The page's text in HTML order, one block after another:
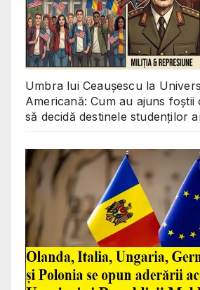
Umbra lui Ceaușescu la
Americană: Cum au ajuns foștii
să decidă destinele studenților